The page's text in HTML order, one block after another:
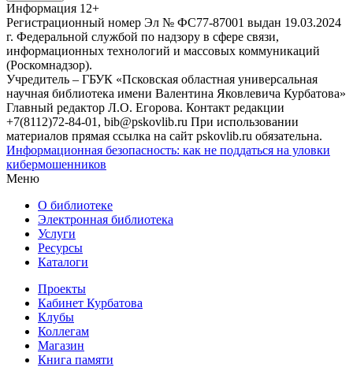
Информация 12+
Регистрационный номер Эл № ФС77-87001 выдан 19.03.2024
г. Федеральной службой по надзору в сфере связи,
информационных технологий и массовых коммуникаций
(Роскомнадзор).
Учредитель – ГБУК «Псковская областная универсальная
научная библиотека имени Валентина Яковлевича Курбатова»
Главный редактор Л.О. Егорова. Контакт редакции
+7(8112)72-84-01, bib@pskovlib.ru При использовании
материалов прямая ссылка на сайт pskovlib.ru обязательна.
Информационная безопасность: как не поддаться на уловки
кибермошенников
Меню
О библиотеке
Электронная библиотека
Услуги
Ресурсы
Каталоги
Проекты
Кабинет Курбатова
Клубы
Коллегам
Магазин
Книга памяти